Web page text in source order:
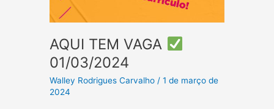
AQUI TEM VAGA
01/03/2024
Walley Rodrigues Carvalho /1 de março de
2024